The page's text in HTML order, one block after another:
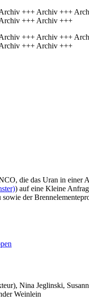
+++ Archiv +++
+++ Archiv +++
+++ Archiv +++
+++ Archiv +++
die das Uran in
) auf eine Kleine
der
Nina Jeglinski,
Weinlein